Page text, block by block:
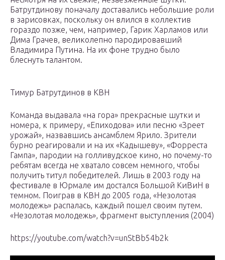
Батрутдинову поначалу доставались небольшие роли
в зарисовках, поскольку он влился в коллектив
гораздо позже, чем, например, Гарик Харламов или
Дима Грачев, великолепно пародировавший
Владимира Путина. На их фоне трудно было
блеснуть талантом.
Тимур Батрутдинов в КВН
Команда выдавала «на гора» прекрасные шутки и
номера, к примеру, «Епиходова» или песню «Зреет
урожай», назвавшись ансамблем Ярило. Зрители
бурно реагировали и на их «Кадышеву», «Форреста
Гампа», пародии на голливудское кино, но почему-то
ребятам всегда не хватало совсем немного, чтобы
получить титул победителей. Лишь в 2003 году на
фестивале в Юрмале им достался Большой КиВиН в
темном. Поиграв в КВН до 2005 года, «Незолотая
молодежь» распалась, каждый пошел своим путем.
«Незолотая молодежь», фрагмент выступления (2004)
https://youtube.com/watch?v=unStBb54b2k